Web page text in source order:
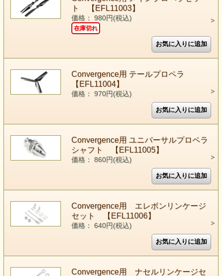
ト 【EFL11003】
価格： 980円(税込)
在庫切れ
Convergence用 テールプロペラ
【EFL11004】
価格： 970円(税込)
Convergence用 ユニバーサルプロペラ
シャフト 【EFL11005】
価格： 860円(税込)
Convergence用 エレボンリンケージ
セット 【EFL11006】
価格： 640円(税込)
Convergence用 ナセルリンケージセ